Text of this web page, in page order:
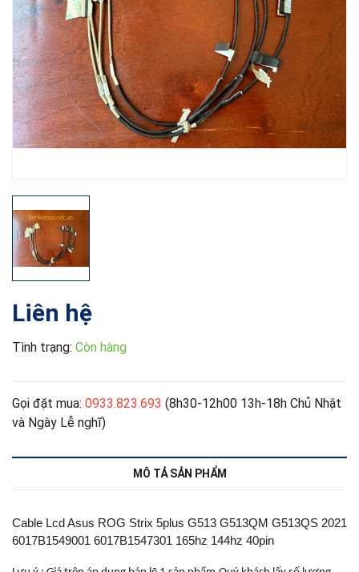
Liên hệ
Tình trạng: Còn hàng
Gọi đặt mua: 0933.823.693 (8h30-12h00 13h-18h Chủ Nhật
và Ngày Lễ nghĩ)
MÔ TẢ SẢN PHẨM
Cable Lcd Asus ROG Strix 5plus G513 G513QM G513QS 2021
6017B1549001 6017B1547301 165hz 144hz 40pin